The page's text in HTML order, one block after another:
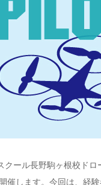
クール長野駒ヶ根校ドロ
催します。今回は、経験